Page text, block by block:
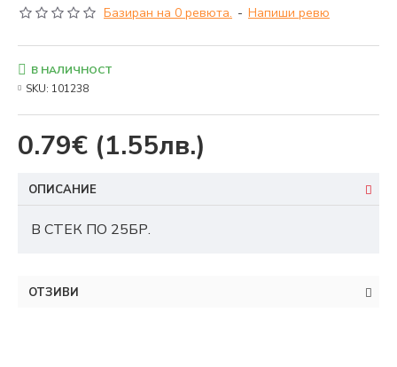
Базиран на 0 ревюта. - Напиши ревю
0.79€ (1.55лв.)
В НАЛИЧНОСТ
SKU: 101238
ОПИСАНИЕ
В СТЕК ПО 25БР.
ОТЗИВИ